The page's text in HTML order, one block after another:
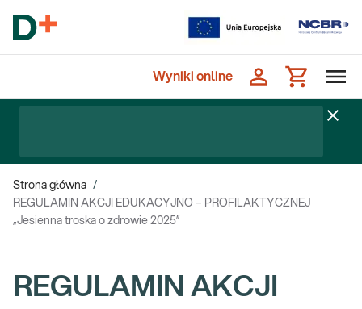
Wyniki online
Strona główna /
REGULAMIN AKCJI EDUKACYJNO – PROFILAKTYCZNEJ
„Jesienna troska o zdrowie 2025”
REGULAMIN AKCJI